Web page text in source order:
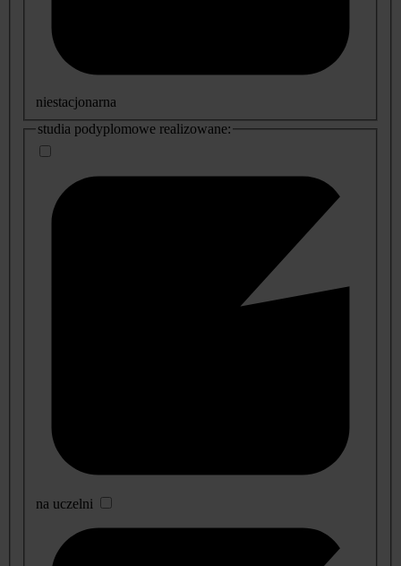
niestacjonarna
studia podyplomowe realizowane:
na uczelni